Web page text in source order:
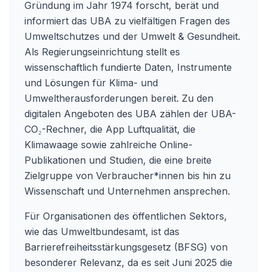
Gründung im Jahr 1974 forscht, berät und
informiert das UBA zu vielfältigen Fragen des
Umweltschutzes und der Umwelt & Gesundheit.
Als Regierungseinrichtung stellt es
wissenschaftlich fundierte Daten, Instrumente
und Lösungen für Klima- und
Umweltherausforderungen bereit. Zu den
digitalen Angeboten des UBA zählen der UBA-
CO₂-Rechner, die App Luftqualität, die
Klimawaage sowie zahlreiche Online-
Publikationen und Studien, die eine breite
Zielgruppe von Verbraucher*innen bis hin zu
Wissenschaft und Unternehmen ansprechen.
Für Organisationen des öffentlichen Sektors,
wie das Umweltbundesamt, ist das
Barrierefreiheitsstärkungsgesetz (BFSG) von
besonderer Relevanz, da es seit Juni 2025 die